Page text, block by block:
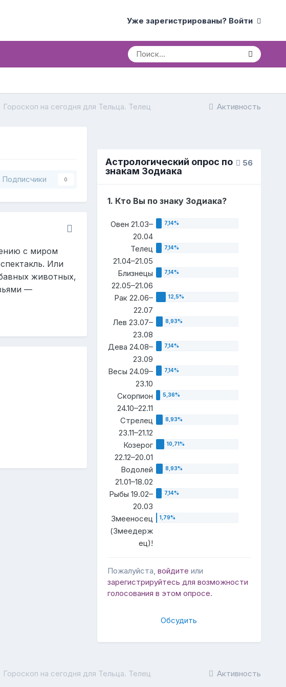
Уже зарегистрированы? Войти
Активность
Гороскоп на сегодня для Тельца. Телец
Подписчики 0
с миром
Или
животных,
—
56
Астрологический опрос по
знакам Зодиака
1. Кто Вы по знаку Зодиака?
Овен 21.03–
20.04
Телец
21.04–21.05
Близнецы
22.05–21.06
Рак 22.06–
22.07
Лев 23.07–
23.08
Дева 24.08–
23.09
Весы 24.09–
23.10
Скорпион
24.10–22.11
Стрелец
23.11–21.12
Козерог
22.12–20.01
Водолей
21.01–18.02
Рыбы 19.02–
20.03
Змееносец
(Змеедерж
ец)!
Пожалуйста, войдите или
зарегистрируйтесь для возможности
голосования в этом опросе.
Обсудить
Активность
Гороскоп на сегодня для Тельца. Телец